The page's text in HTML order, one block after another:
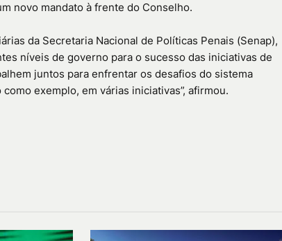
novo mandato à frente do Conselho.
da Secretaria Nacional de Políticas Penais (Senap),
níveis de governo para o sucesso das iniciativas de
juntos para enfrentar os desafios do sistema
exemplo, em várias iniciativas”, afirmou.